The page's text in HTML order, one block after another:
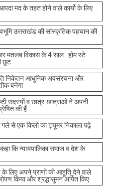
मद के तहत होने वाले कार्यो के लिए
उत्तराखंड की सांस्कृतिक पहचान की
मतलब विकास के 4 साल : होम स्टे
छूट
निकेतन आधुनिक अवसंरचना और
बनेगा
सदस्यों व छात्र-छात्राओं ने अपनी
की हैं
से एक किलो का ट्यूमर निकाला पढ़े
कि न्यायपालिका समाज व देश के
लिए अपने प्राणो की आहूति देने वाले
किया और श्रद्धासुमन अर्पित किए